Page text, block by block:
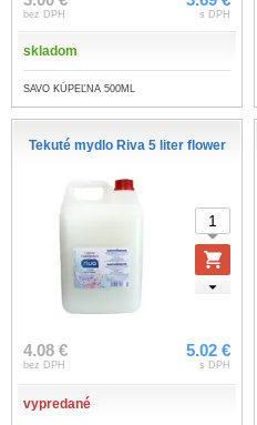
bez DPH s DPH
skladom
SAVO KÚPEĽNA 500ML
Tekuté mydlo Riva 5 liter flower
4.08 €
bez DPH
5.02 €
s DPH
vypredané